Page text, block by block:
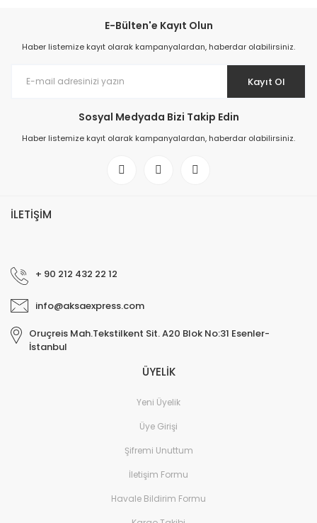
E-Bülten'e Kayıt Olun
Haber listemize kayıt olarak kampanyalardan, haberdar olabilirsiniz.
Kayıt Ol
Sosyal Medyada Bizi Takip Edin
Haber listemize kayıt olarak kampanyalardan, haberdar olabilirsiniz.
İLETİŞİM
+ 90 212 432 22 12
info@aksaexpress.com
Oruçreis Mah.Tekstilkent Sit. A20 Blok No:31 Esenler-
İstanbul
ÜYELİK
Yeni Üyelik
Üye Girişi
Şifremi Unuttum
İletişim Formu
Havale Bildirim Formu